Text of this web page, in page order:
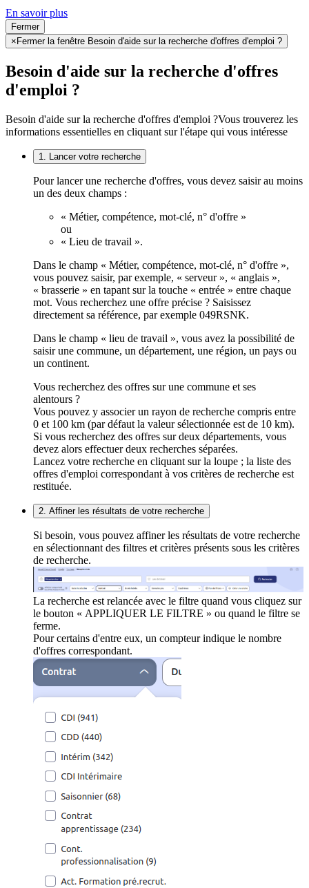
En savoir plus
Fermer
× Fermer la fenêtre Besoin d'aide sur la recherche d'offres d'emploi ?
Besoin d'aide sur la recherche d'offres
d'emploi ?
Besoin d'aide sur la recherche d'offres d'emploi ?Vous trouverez les
informations essentielles en cliquant sur l'étape qui vous intéresse
1. Lancer votre recherche
Pour lancer une recherche d'offres, vous devez saisir au moins
un des deux champs :
« Métier, compétence, mot-clé, n° d'offre »
ou
« Lieu de travail ».
Dans le champ « Métier, compétence, mot-clé, n° d'offre »,
vous pouvez saisir, par exemple, « serveur », « anglais »,
« brasserie » en tapant sur la touche « entrée » entre chaque
mot. Vous recherchez une offre précise ? Saisissez
directement sa référence, par exemple 049RSNK.
Dans le champ « lieu de travail », vous avez la possibilité de
saisir une commune, un département, une région, un pays ou
un continent.
Vous recherchez des offres sur une commune et ses
alentours ?
Vous pouvez y associer un rayon de recherche compris entre
0 et 100 km (par défaut la valeur sélectionnée est de 10 km).
Si vous recherchez des offres sur deux départements, vous
devez alors effectuer deux recherches séparées.
Lancez votre recherche en cliquant sur la loupe ; la liste des
offres d'emploi correspondant à vos critères de recherche est
restituée.
2. Affiner les résultats de votre recherche
Si besoin, vous pouvez affiner les résultats de votre recherche
en sélectionnant des filtres et critères présents sous les critères
de recherche.
La recherche est relancée avec le filtre quand vous cliquez sur
le bouton « APPLIQUER LE FILTRE » ou quand le filtre se
ferme.
Pour certains d'entre eux, un compteur indique le nombre
d'offres correspondant.